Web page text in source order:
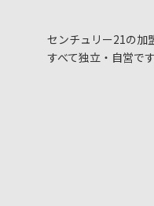
センチュリー21の加
すべて独立・自営です